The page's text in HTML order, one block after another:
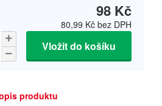
98 Kč
80,99 Kč bez DPH
Vložit do košíku
produktu